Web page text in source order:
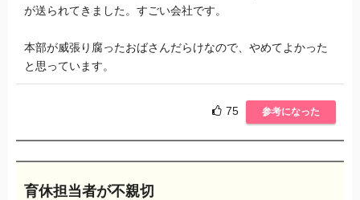
が送られてきました。すごい会社です。
本部が威張り腐ったおばさんだらけなので、やめてよかった
と思っています。
75 参考になった
育休担当者が不親切